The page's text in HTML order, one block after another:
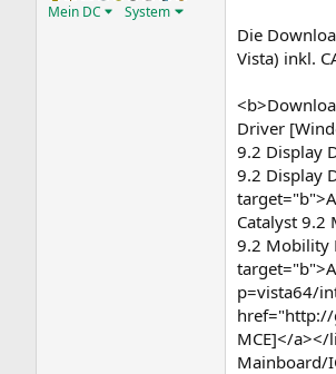
Mein DC System
Die
Vista) inkl.
Driver
9.2 Display
9.2 Display
Catalyst
9.2 Mobility
p=vista64/
href="http://
MCE]</
Mainboard/